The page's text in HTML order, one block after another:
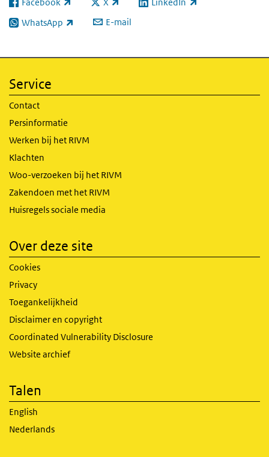
(externe link) (externe link)(externe link)
WhatsApp
(externe link) E-mail
Service
Contact
Persinformatie
Werken bij het RIVM
Klachten
Woo-verzoeken bij het RIVM
Zakendoen met het RIVM
Huisregels sociale media
Over deze site
Cookies
Privacy
Toegankelijkheid
Disclaimer en copyright
Coordinated Vulnerability Disclosure
Website archief
Talen
English
Nederlands